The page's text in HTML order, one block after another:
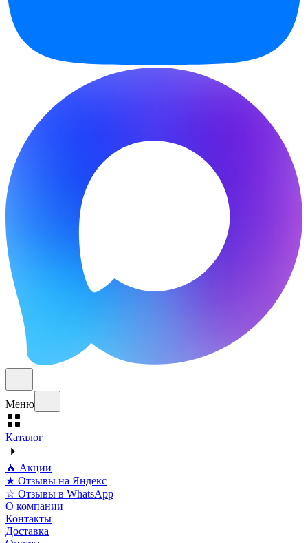
Меню
Каталог
🔥 Акции
★ Отзывы на Яндекс
☆ Отзывы в WhatsApp
О компании
Контакты
Доставка